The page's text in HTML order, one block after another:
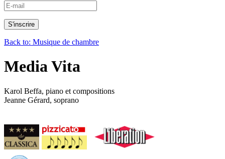
Back to: Musique de chambre
Media Vita
Karol Beffa, piano et compositions
Jeanne Gérard, soprano